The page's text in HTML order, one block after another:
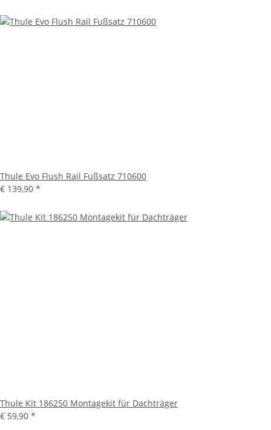
Thule Evo Flush Rail Fußsatz 710600
€ 139,90 *
Thule Kit 186250 Montagekit für Dachträger
€ 59,90 *